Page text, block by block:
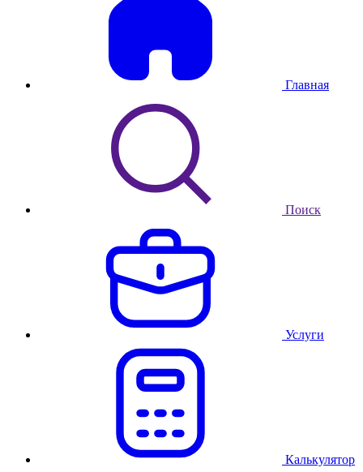
Главная
Поиск
Услуги
Калькулятор